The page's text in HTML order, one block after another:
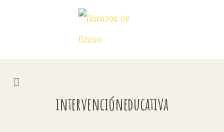
intervencióneducativa